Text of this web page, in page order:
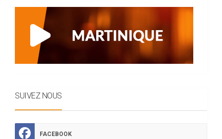
SUIVEZ NOUS
FACEBOOK